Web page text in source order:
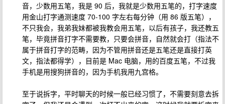
音，少数用五笔，我是 90 后，我就是少数用五笔的，打字速度
用金山打字通测速度 70-100 字左右每分钟（用 86 版五笔），
不只我会，我弟我妹都被我教会用五笔，以后有孩子，我还教五
笔，毕竟拼音打字不需要教，只要会拼音，自然就会打（指法不
属于拼音打字的范畴，因为不管用拼音还是五笔还是直接打英
文，指法都得学），目前是 Mac 电脑，用的百度五笔，不过我
手机是用搜狗拼音的，因为手机我用九宫格。
至于说拆字，平时聊天的时候一般已经习惯了，不需要刻意去拆